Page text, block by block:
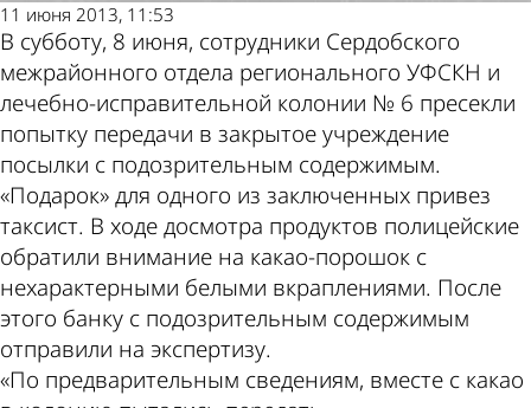
11 июня 2013, 11:53
В субботу, 8 июня, сотрудники Сердобского
межрайонного отдела регионального УФСКН и
лечебно-исправительной колонии № 6 пресекли
попытку передачи в закрытое учреждение
посылки с подозрительным содержимым.
«Подарок» для одного из заключенных привез
таксист. В ходе досмотра продуктов полицейские
обратили внимание на какао-порошок с
нехарактерными белыми вкраплениями. После
этого банку с подозрительным содержимым
отправили на экспертизу.
«По предварительным сведениям, вместе с какао